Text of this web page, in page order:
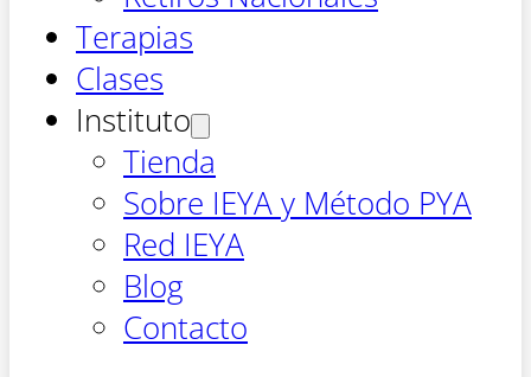
Terapias
Clases
Instituto
Tienda
Sobre IEYA y Método PYA
Red IEYA
Blog
Contacto